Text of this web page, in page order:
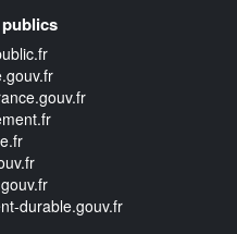
durable.gouv.fr